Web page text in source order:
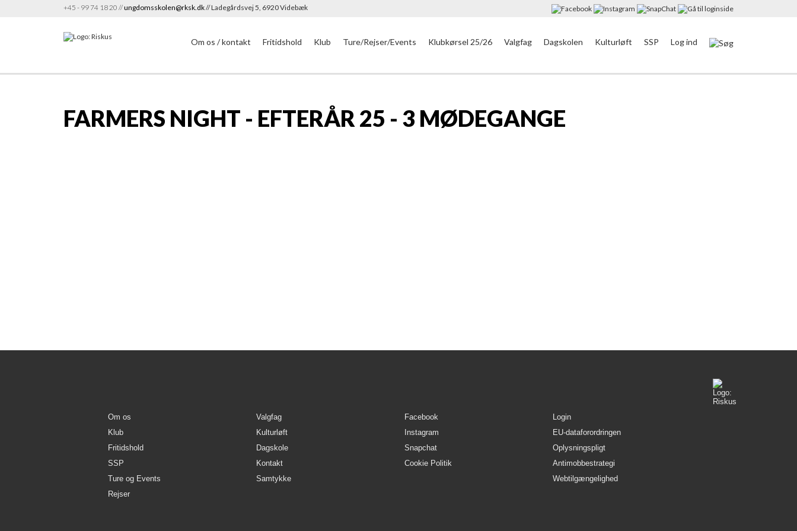
+45 - 99 74 18 20 //ungdomsskolen@rksk.dk// Ladegårdsvej 5, 6920 Videbæk
Log ind
SSP
Kulturløft
Dagskolen
Valgfag
Klubkørsel 25/26
Ture/Rejser/Events
Klub
Fritidshold
Om os / kontakt
FARMERS NIGHT - EFTERÅR 25 - 3 MØDEGANGE
Om os
Klub
Fritidshold
SSP
Ture og Events
Rejser
Valgfag
Kulturløft
Dagskole
Kontakt
Samtykke
Facebook
Instagram
Snapchat
Cookie Politik
Login
EU-dataforordringen
Oplysningspligt
Antimobbestrategi
Webtilgængelighed